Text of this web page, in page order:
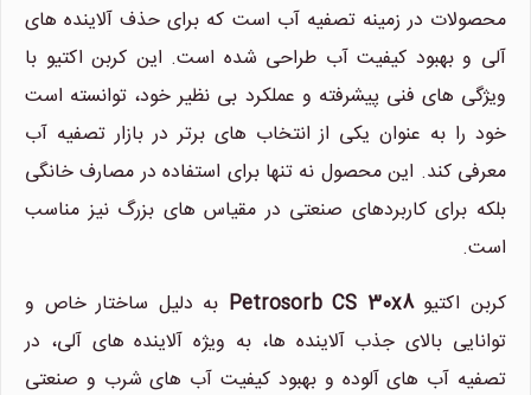
محصولات در زمینه تصفیه آب است که برای حذف آلاینده های
آلی و بهبود کیفیت آب طراحی شده است. این کربن اکتیو با
ویژگی های فنی پیشرفته و عملکرد بی نظیر خود، توانسته است
خود را به عنوان یکی از انتخاب های برتر در بازار تصفیه آب
معرفی کند. این محصول نه تنها برای استفاده در مصارف خانگی
بلکه برای کاربردهای صنعتی در مقیاس های بزرگ نیز مناسب
است.
کربن اکتیوPetrosorb CS 30x8 به دلیل ساختار خاص و
توانایی بالای جذب آلاینده ها، به ویژه آلاینده های آلی، در
تصفیه آب های آلوده و بهبود کیفیت آب های شرب و صنعتی